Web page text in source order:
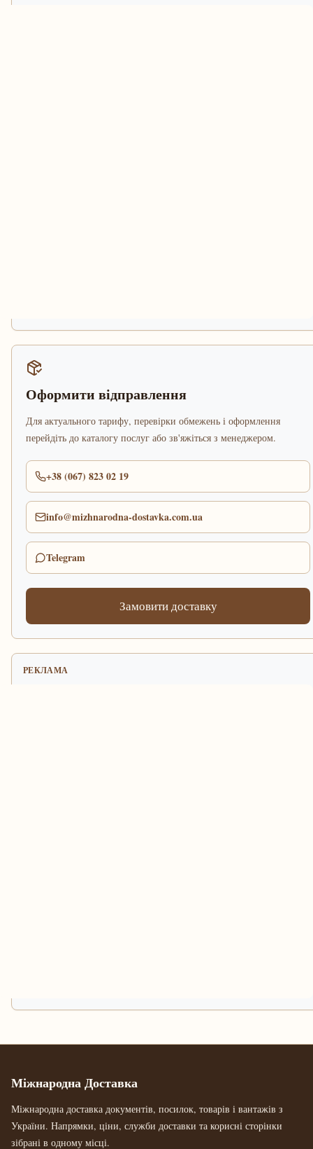
Оформити відправлення
Для актуального тарифу, перевірки обмежень і оформлення
перейдіть до каталогу послуг або зв'яжіться з менеджером.
+38 (067) 823 02 19
info@mizhnarodna-dostavka.com.ua
Telegram
Замовити доставку
РЕКЛАМА
Міжнародна Доставка
Міжнародна доставка документів, посилок, товарів і вантажів з
України. Напрямки, ціни, служби доставки та корисні сторінки
зібрані в одному місці.